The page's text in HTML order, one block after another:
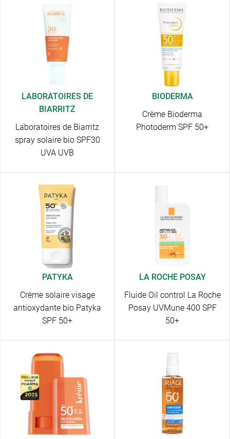
LABORATOIRES DE
BIARRITZ
Laboratoires de Biarritz
spray solaire bio SPF30
UVA UVB
BIODERMA
Crème Bioderma
Photoderm SPF 50+
PATYKA
Crème solaire visage
antioxydante bio Patyka
SPF 50+
LA ROCHE POSAY
Fluide Oil control La Roche
Posay UVMune 400 SPF
50+